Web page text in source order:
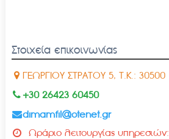
Στοιχεία επικοινωνίας
ΓΕΩΡΓΙΟΥ ΣΤΡΑΤΟΥ 5, Τ.Κ.: 30500
+30 26423 60450
dimamfil@otenet.gr
Ωράριο λειτουργίας υπηρεσιών: